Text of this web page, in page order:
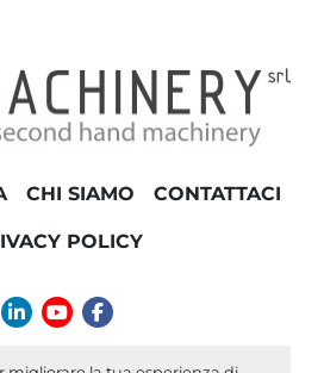
CHI SIAMO CONTATTACI
POLICY
linkedinyoutubefacebook